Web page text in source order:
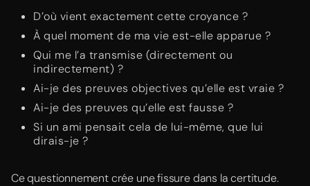
D’où vient exactement cette croyance ?
À quel moment de ma vie est-elle apparue ?
Qui me l’a transmise (directement ou
indirectement) ?
Ai-je des preuves objectives qu’elle est vraie ?
Ai-je des preuves qu’elle est fausse ?
Si un ami pensait cela de lui-même, que lui
dirais-je ?
Ce questionnement crée une fissure dans la certitude.